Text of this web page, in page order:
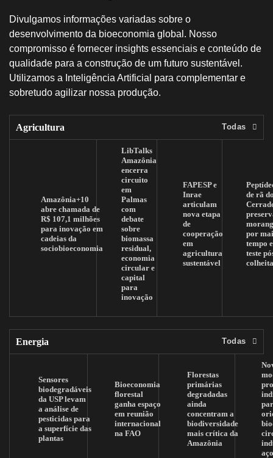
Divulgamos informações variadas sobre o
desenvolvimento da bioeconomia global. Nosso
compromisso é fornecer insights essenciais e conteúdo de
qualidade para a construção de um futuro sustentável.
Utilizamos a Inteligência Artificial para complementar e
sobretudo agilizar nossa produção.
Agricultura Todas
Amazônia+10
abre chamada de
R$ 107,1 milhões
para inovação em
cadeias da
sociobioeconomia
LibTalks
Amazônia
encerra
circuito
em
Palmas
com
debate
sobre
biomassa
residual,
economia
circular e
capital
para
inovação
FAPESP e
Inrae
articulam
nova etapa
de
cooperação
em
agricultura
sustentável
de rã
por
tempo
teste
Energia Todas
Sensores
biodegradáveis
da USP levam
a análise de
pesticidas para
a superfície das
plantas
Bioeconomia
florestal
ganha espaço
em reunião
internacional
na FAO
Florestas
primárias
degradadas
ainda
concentram a
biodiversidade
mais crítica da
Amazônia